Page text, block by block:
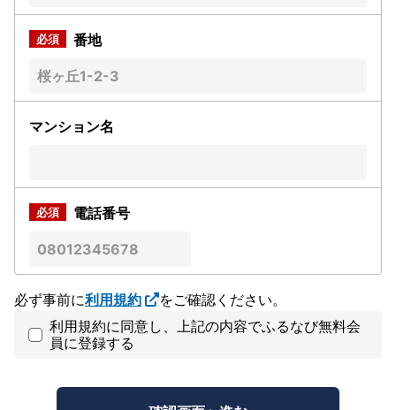
番地
マンション名
電話番号
必ず事前に利用規約
をご確認ください。
利用規約に同意し、上記の内容でふるなび無料会
員に登録する